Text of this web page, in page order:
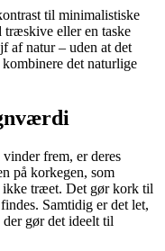
til minimalistiske
træskive eller en taske
af natur – uden at det
det naturlige
frem, er deres
på korkegen, som
ikke træet. Det gør kork til
Samtidig er det let,
gør det ideelt til